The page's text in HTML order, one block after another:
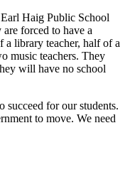
Haig Public School
forced to have a
library teacher, half of a
music teachers. They
will have no school
succeed for our students.
to move. We need